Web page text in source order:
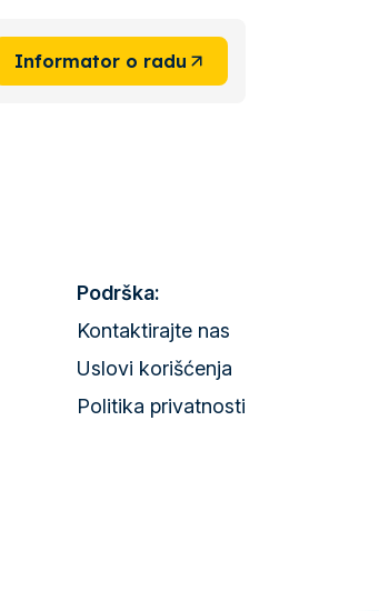
Informator o radu
Podrška:
Kontaktirajte nas
Uslovi korišćenja
Politika privatnosti